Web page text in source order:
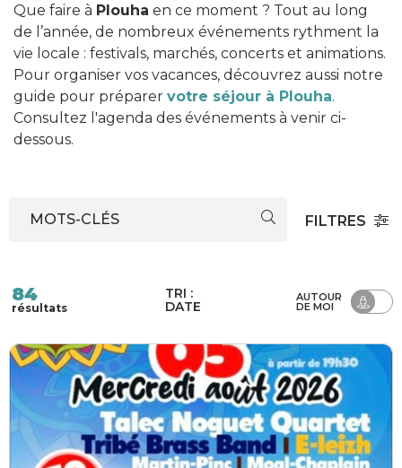
Que faire à Plouha en ce moment ? Tout au long
de l’année, de nombreux événements rythment la
vie locale : festivals, marchés, concerts et animations.
Pour organiser vos vacances, découvrez aussi notre
guide pour préparer votre séjour à Plouha.
Consultez l'agenda des événements à venir ci-
dessous.
MOTS-CLÉS FILTRES
84
résultats
TRI :
DATE
AUTOUR
DE MOI